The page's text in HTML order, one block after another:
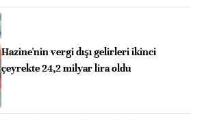
Hazine'nin vergi dışı gelirleri ikinci
çeyrekte 24,2 milyar lira oldu